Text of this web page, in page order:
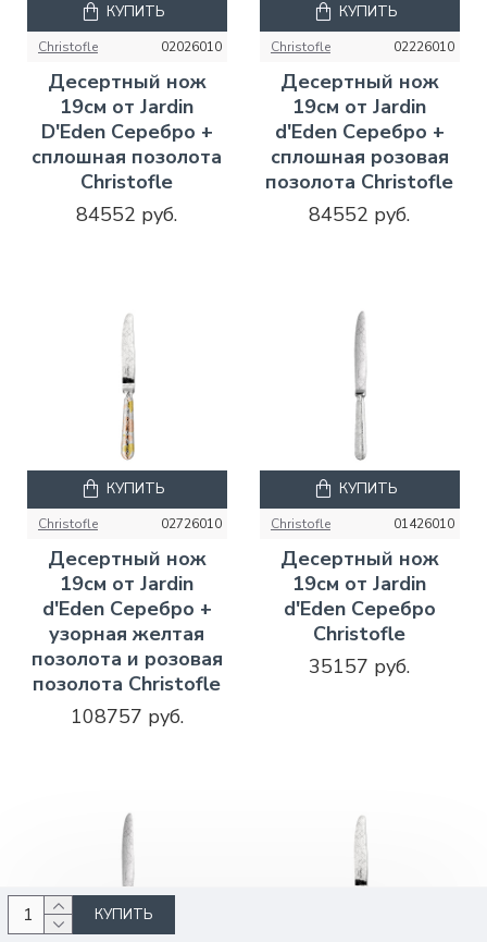
КУПИТЬ
Christofle 02026010
Десертный нож
19см от Jardin
D'Eden Серебро +
сплошная позолота
Christofle
84552 руб.
КУПИТЬ
Christofle 02226010
Десертный нож
19см от Jardin
d'Eden Серебро +
сплошная розовая
позолота Christofle
84552 руб.
КУПИТЬ
Christofle 02726010
Десертный нож
19см от Jardin
d'Eden Серебро +
узорная желтая
позолота и розовая
позолота Christofle
108757 руб.
КУПИТЬ
Christofle 01426010
Десертный нож
19см от Jardin
d'Eden Серебро
Christofle
35157 руб.
КУПИТЬ